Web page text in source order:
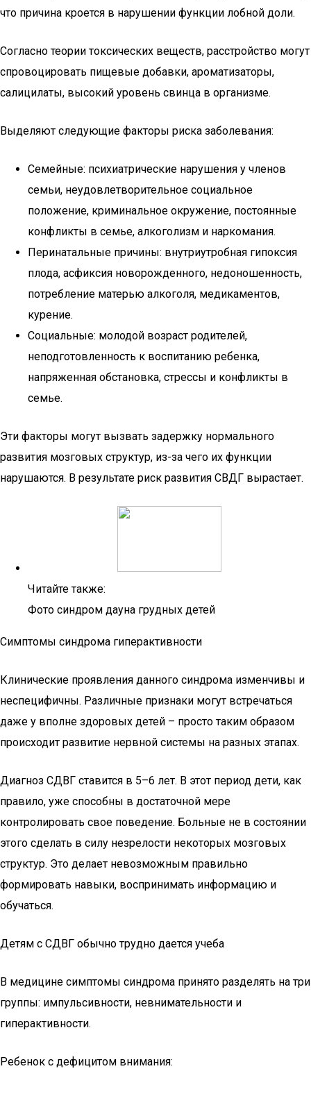
что причина кроется в нарушении функции лобной доли.
Согласно теории токсических веществ, расстройство могут
спровоцировать пищевые добавки, ароматизаторы,
салицилаты, высокий уровень свинца в организме.
Выделяют следующие факторы риска заболевания:
Семейные: психиатрические нарушения у членов
семьи, неудовлетворительное социальное
положение, криминальное окружение, постоянные
конфликты в семье, алкоголизм и наркомания.
Перинатальные причины: внутриутробная гипоксия
плода, асфиксия новорожденного, недоношенность,
потребление матерью алкоголя, медикаментов,
курение.
Социальные: молодой возраст родителей,
неподготовленность к воспитанию ребенка,
напряженная обстановка, стрессы и конфликты в
семье.
Эти факторы могут вызвать задержку нормального
развития мозговых структур, из-за чего их функции
нарушаются. В результате риск развития СВДГ вырастает.
Читайте также:
Фото синдром дауна грудных детей
Симптомы синдрома гиперактивности
Клинические проявления данного синдрома изменчивы и
неспецифичны. Различные признаки могут встречаться
даже у вполне здоровых детей – просто таким образом
происходит развитие нервной системы на разных этапах.
Диагноз СДВГ ставится в 5–6 лет. В этот период дети, как
правило, уже способны в достаточной мере
контролировать свое поведение. Больные не в состоянии
этого сделать в силу незрелости некоторых мозговых
структур. Это делает невозможным правильно
формировать навыки, воспринимать информацию и
обучаться.
Детям с СДВГ обычно трудно дается учеба
В медицине симптомы синдрома принято разделять на три
группы: импульсивности, невнимательности и
гиперактивности.
Ребенок с дефицитом внимания: